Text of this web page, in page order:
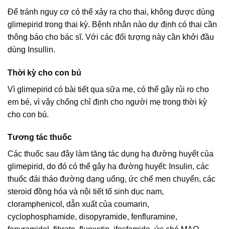
Để tránh nguy cơ có thể xảy ra cho thai, không được dùng
glimepirid trong thai kỳ. Bệnh nhân nào dự định có thai cần
thông báo cho bác sĩ. Với các đối tượng này cần khởi đầu
dùng Insullin.
Thời kỳ cho con bú
Vì glimepirid có bài tiết qua sữa mẹ, có thể gây rủi ro cho
em bé, vì vậy chống chỉ định cho người mẹ trong thời kỳ
cho con bú.
Tương tác thuốc
Các thuốc sau đây làm tăng tác dụng hạ đường huyết của
glimepirid, do đó có thể gây hạ đường huyết: Insulin, các
thuốc đái tháo đường dạng uống, ức chế men chuyển, các
steroid đồng hóa và nội tiết tố sinh dục nam,
cloramphenicol, dẫn xuất của coumarin,
cyclophosphamide, disopyramide, fenfluramine,